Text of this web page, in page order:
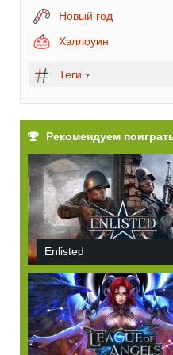
Новый год
Хэллоуин
Теги
Рекомендуем
Enlisted